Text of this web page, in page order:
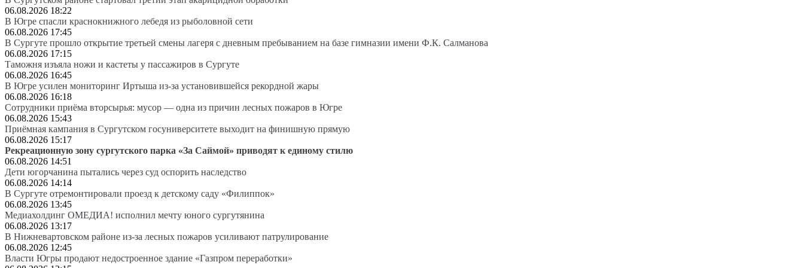
06.08.2026 18:22
В Югре спасли краснокнижного лебедя из рыболовной сети
06.08.2026 17:45
В Сургуте прошло открытие третьей смены лагеря с дневным пребыванием на базе гимназии имени Ф.К. Салманова
06.08.2026 17:15
Таможня изъяла ножи и кастеты у пассажиров в Сургуте
06.08.2026 16:45
В Югре усилен мониторинг Иртыша из-за установившейся рекордной жары
06.08.2026 16:18
Сотрудники приёма вторсырья: мусор — одна из причин лесных пожаров в Югре
06.08.2026 15:43
Приёмная кампания в Сургутском госуниверситете выходит на финишную прямую
06.08.2026 15:17
Рекреационную зону сургутского парка «За Саймой» приводят к единому стилю
06.08.2026 14:51
Дети югорчанина пытались через суд оспорить наследство
06.08.2026 14:14
В Сургуте отремонтировали проезд к детскому саду «Филиппок»
06.08.2026 13:45
Медиахолдинг ОМЕДИА! исполнил мечту юного сургутянина
06.08.2026 13:17
В Нижневартовском районе из-за лесных пожаров усиливают патрулирование
06.08.2026 12:45
Власти Югры продают недостроенное здание «Газпром переработки»